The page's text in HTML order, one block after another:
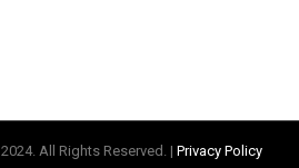
2024. All Rights Reserved. | Privacy Policy